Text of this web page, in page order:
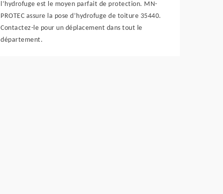
l’hydrofuge est le moyen parfait de protection. MN-
PROTEC assure la pose d’hydrofuge de toiture 35440.
Contactez-le pour un déplacement dans tout le
département.